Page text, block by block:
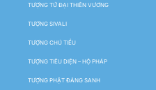
TƯỢNG TỨ ĐẠI THIÊN VƯƠNG
TƯỢNG SIVALI
TƯỢNG CHÚ TIỂU
TƯỢNG TIÊU DIỆN – HỘ PHÁP
TƯỢNG PHẬT ĐẢNG SANH